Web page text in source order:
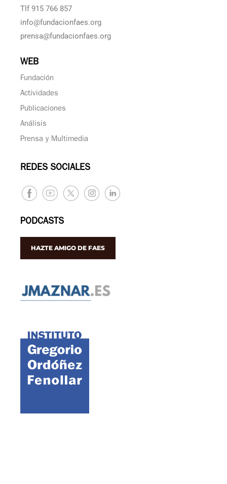
Tlf 915 766 857
info@fundacionfaes.org
prensa@fundacionfaes.org
WEB
Fundación
Actividades
Publicaciones
Análisis
Prensa y Multimedia
REDES SOCIALES
PODCASTS
HAZTE AMIGO DE FAES